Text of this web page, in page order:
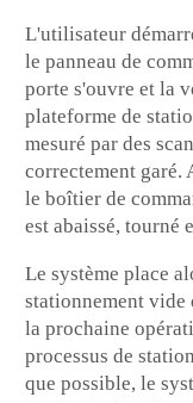
L'utilisateur
le panneau de
porte s'ouvre et la
plateforme de
mesuré par des
correctement garé.
le boîtier de
est abaissé, tourné
Le système place
stationnement vide
la prochaine
processus de
que possible, le